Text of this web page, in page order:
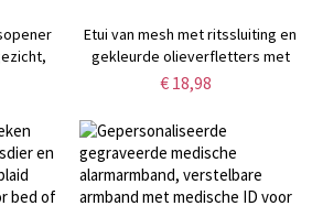
en
herdenkingscadeau
Etui van mesh met ritssluiting en
gekleurde olieverfletters met
gepersonaliseerde naam,
opbergtas voor schoolspullen,
ideaal als cadeau voor leerlingen
aan het begin van het schooljaar.
€ 18,98